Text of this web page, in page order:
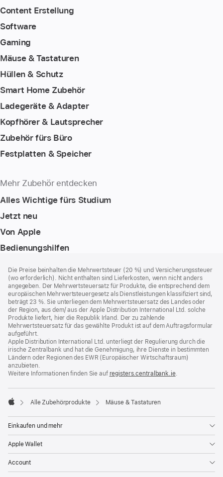
Content Erstellung
Software
Gaming
Mäuse & Tastaturen
Hüllen & Schutz
Smart Home Zubehör
Ladegeräte & Adapter
Kopfhörer & Lautsprecher
Zubehör fürs Büro
Festplatten & Speicher
Mehr Zubehör entdecken
Alles Wichtige fürs Studium
Jetzt neu
Von Apple
Bedienungshilfen
Die Preise beinhalten die Mehrwertsteuer (20 %) und Versicherungssteuer
(wo erforderlich). Nicht enthalten sind Lieferkosten, wenn nicht anders
angegeben. Der Mehrwertsteuersatz für Produkte, die entsprechend dem
europäischen Mehrwertsteuergesetz als Dienstleistungen klassifiziert sind,
beträgt 23 %. Sie unterliegen dem Mehrwertsteuersatz des Landes oder
der Region, aus dem/ aus der Apple Distribution International Ltd. solche
Produkte liefert, hier die Republik Irland. Der zu zahlende
Mehrwertsteuersatz für das gewählte Produkt ist auf dem Auftragsformular
aufgeführt.
Apple Distribution International Ltd. unterliegt der Regulierung durch die
irische Zentralbank und hat die Genehmigung, ihre Dienste in bestimmten
Ländern oder Regionen des EWR (Europäischer Wirtschaftsraum)
anzubieten.
Weitere Informationen finden Sie auf registers.centralbank.ie(Öffnet
neues
.
Alle Zubehörprodukte Mäuse & Tastaturen
Einkaufen und mehr
Apple Wallet
Account